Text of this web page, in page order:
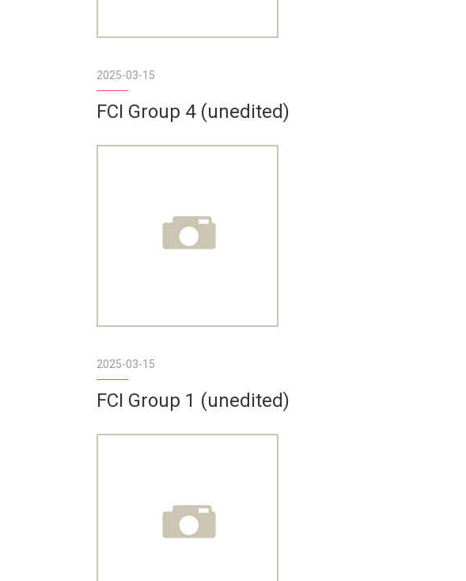
2025-03-15
FCI Group 4 (unedited)
2025-03-15
FCI Group 1 (unedited)